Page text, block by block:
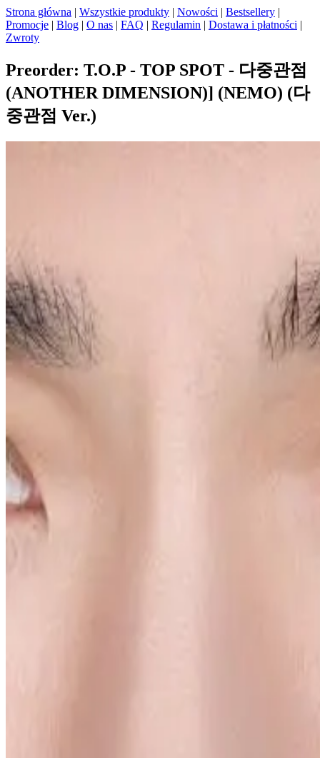
Strona główna | Wszystkie produkty | Nowości | Bestsellery |
Promocje | Blog | O nas | FAQ | Regulamin | Dostawa i płatności |
Zwroty
Preorder: T.O.P - TOP SPOT - 다중관점
(ANOTHER DIMENSION)] (NEMO) (다
중관점 Ver.)